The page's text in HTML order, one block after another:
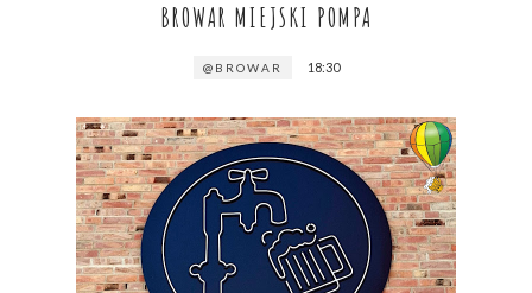
BROWAR MIEJSKI POMPA
@BROWAR 18:30